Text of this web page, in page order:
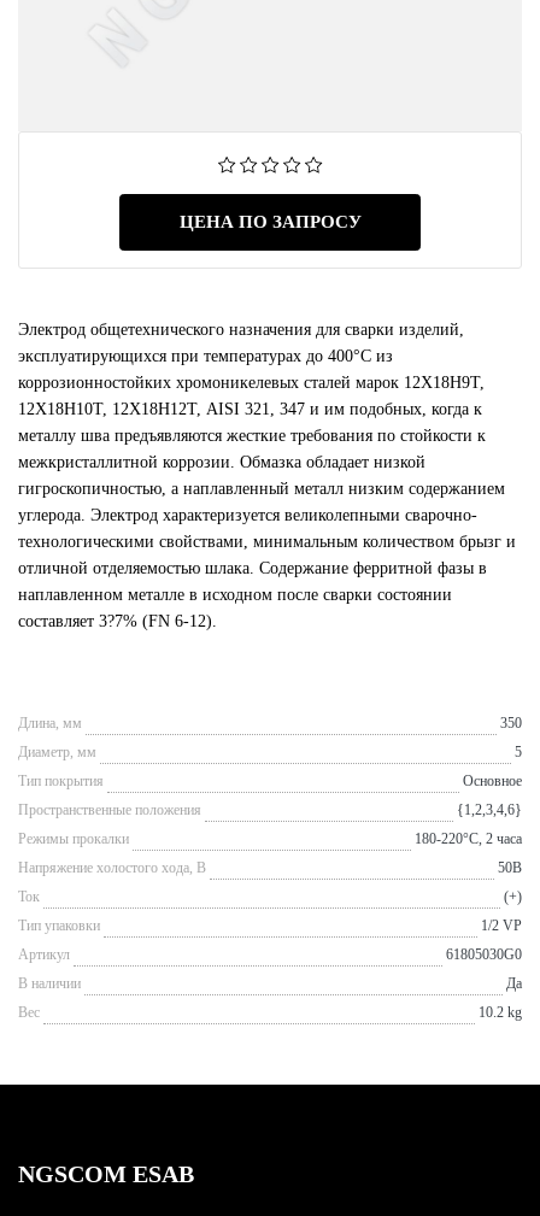
ЦЕНА ПО ЗАПРОСУ
Электрод общетехнического назначения для сварки изделий,
эксплуатирующихся при температурах до 400°С из
коррозионностойких хромоникелевых сталей марок 12Х18Н9Т,
12Х18Н10Т, 12Х18Н12Т, AISI 321, 347 и им подобных, когда к
металлу шва предъявляются жесткие требования по стойкости к
межкристаллитной коррозии. Обмазка обладает низкой
гигроскопичностью, а наплавленный металл низким содержанием
углерода. Электрод характеризуется великолепными сварочно-
технологическими свойствами, минимальным количеством брызг и
отличной отделяемостью шлака. Содержание ферритной фазы в
наплавленном металле в исходном после сварки состоянии
составляет 3?7% (FN 6-12).
Длина, мм
350
Диаметр, мм
5
Тип покрытия
Основное
Пространственные положения
{1,2,3,4,6}
Режимы прокалки
180-220°С, 2 часа
Напряжение холостого хода, В
50В
Ток
(+)
Тип упаковки
1/2 VP
Артикул
61805030G0
В наличии
Да
Вес
10.2 kg
NGSCOM ESAB